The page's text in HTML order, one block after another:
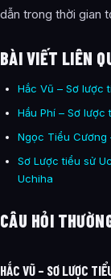
dẫn trong thời gian
BÀI VIẾT LIÊN
Hắc Vũ – Sơ lược
Hầu Phí – Sơ
Ngọc Tiểu Cương
Sơ Lược tiểu sử
Uchiha
CÂU HỎI
HẮC VŨ – SƠ LƯỢC